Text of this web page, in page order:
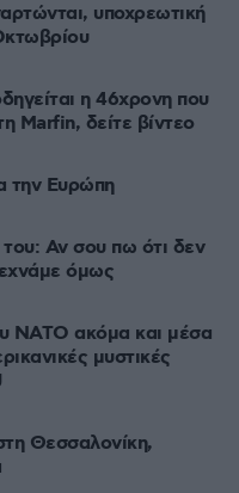
υποχρεωτική
η 46χρονη που
Marfin, δείτε βίντεο
την Ευρώπη
Αν σου πω ότι δεν
όμως
ΝΑΤΟ ακόμα και μέσα
μυστικές
Θεσσαλονίκη,